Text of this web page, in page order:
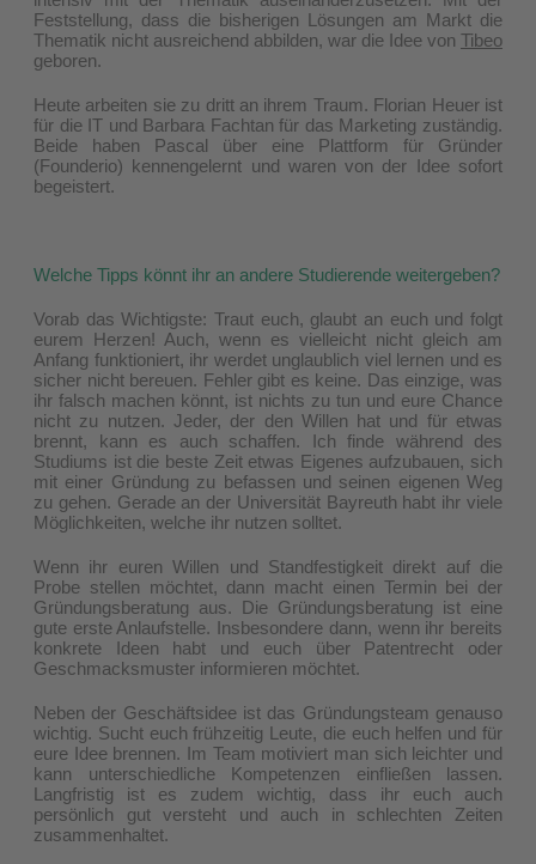
Feststellung, dass die bisherigen Lösungen am Markt die
Thematik nicht ausreichend abbilden, war die Idee von Tibeo
geboren.
Heute arbeiten sie zu dritt an ihrem Traum. Florian Heuer ist
für die IT und Barbara Fachtan für das Marketing zuständig.
Beide haben Pascal über eine Plattform für Gründer
(Founderio) kennengelernt und waren von der Idee sofort
begeistert.
Welche Tipps könnt ihr an andere Studierende weitergeben?
Vorab das Wichtigste: Traut euch, glaubt an euch und folgt
eurem Herzen! Auch, wenn es vielleicht nicht gleich am
Anfang funktioniert, ihr werdet unglaublich viel lernen und es
sicher nicht bereuen. Fehler gibt es keine. Das einzige, was
ihr falsch machen könnt, ist nichts zu tun und eure Chance
nicht zu nutzen. Jeder, der den Willen hat und für etwas
brennt, kann es auch schaffen. Ich finde während des
Studiums ist die beste Zeit etwas Eigenes aufzubauen, sich
mit einer Gründung zu befassen und seinen eigenen Weg
zu gehen. Gerade an der Universität Bayreuth habt ihr viele
Möglichkeiten, welche ihr nutzen solltet.
Wenn ihr euren Willen und Standfestigkeit direkt auf die
Probe stellen möchtet, dann macht einen Termin bei der
Gründungsberatung aus. Die Gründungsberatung ist eine
gute erste Anlaufstelle. Insbesondere dann, wenn ihr bereits
konkrete Ideen habt und euch über Patentrecht oder
Geschmacksmuster informieren möchtet.
Neben der Geschäftsidee ist das Gründungsteam genauso
wichtig. Sucht euch frühzeitig Leute, die euch helfen und für
eure Idee brennen. Im Team motiviert man sich leichter und
kann unterschiedliche Kompetenzen einfließen lassen.
Langfristig ist es zudem wichtig, dass ihr euch auch
persönlich gut versteht und auch in schlechten Zeiten
zusammenhaltet.